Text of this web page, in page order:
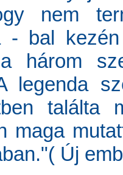
nem
- bal
három
legenda
maga
Új